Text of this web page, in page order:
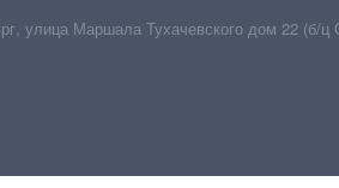
, улица Маршала Тухачевского дом 22 (б/ц